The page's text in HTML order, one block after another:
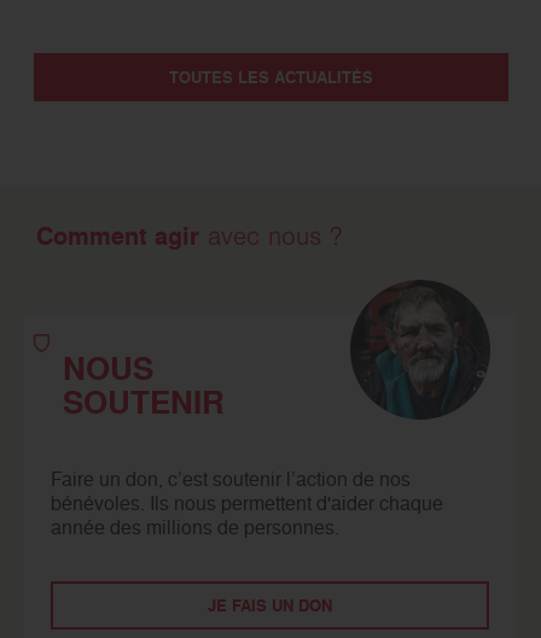
TOUTES LES ACTUALITÉS
Comment agir avec nous ?
NOUS
SOUTENIR
Faire un don, c’est soutenir l’action de nos
bénévoles. Ils nous permettent d'aider chaque
année des millions de personnes.
JE FAIS UN DON